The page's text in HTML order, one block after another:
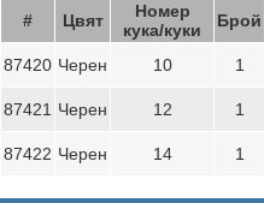
# Цвят
Номер
кука/куки
Брой
87420 Черен 10 1
87421 Черен 12 1
87422 Черен 14 1